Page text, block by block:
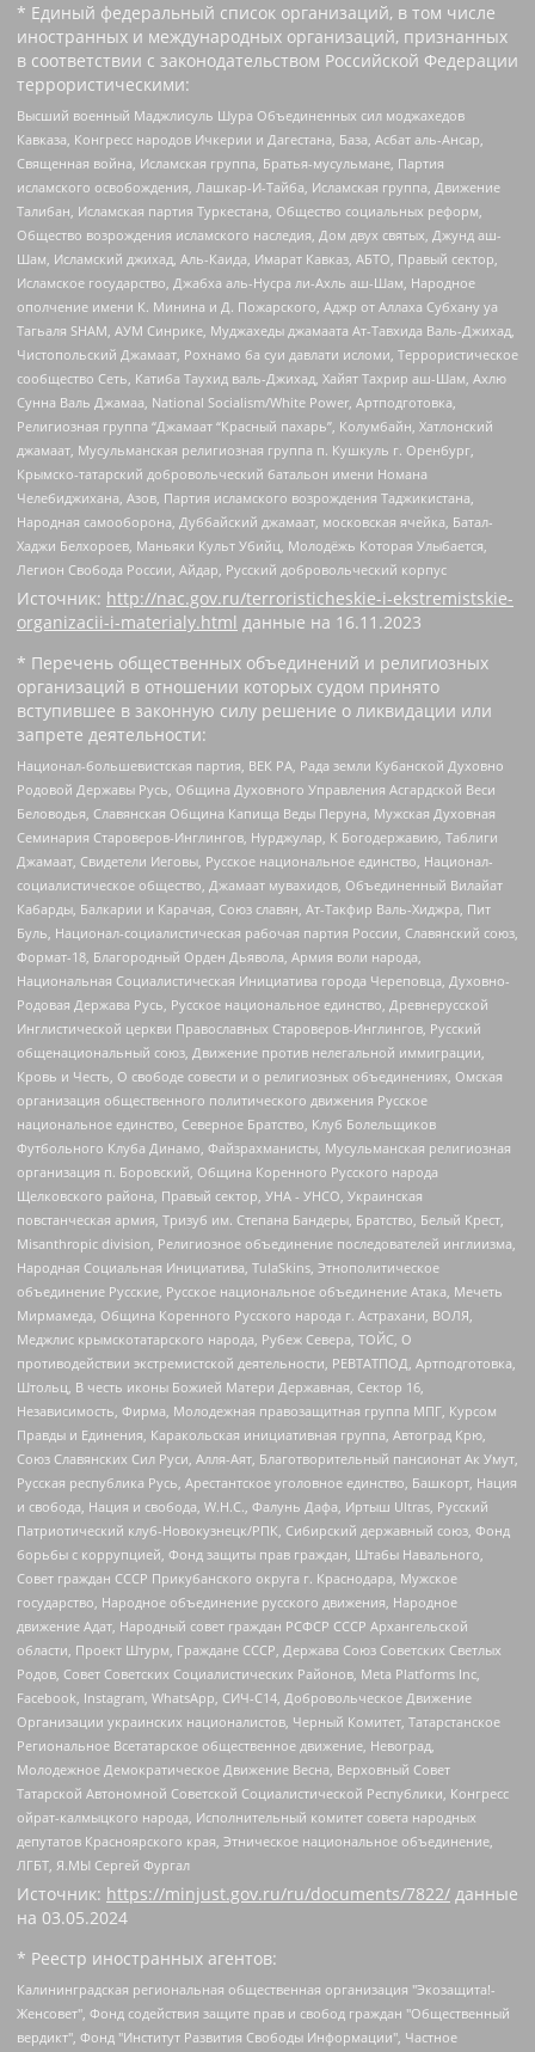
* Единый федеральный список организаций, в том числе
иностранных и международных организаций, признанных
в соответствии с законодательством Российской Федерации
террористическими:
Высший военный Маджлисуль Шура Объединенных сил моджахедов
Кавказа, Конгресс народов Ичкерии и Дагестана, База, Асбат аль-Ансар,
Священная война, Исламская группа, Братья-мусульмане, Партия
исламского освобождения, Лашкар-И-Тайба, Исламская группа, Движение
Талибан, Исламская партия Туркестана, Общество социальных реформ,
Общество возрождения исламского наследия, Дом двух святых, Джунд аш-
Шам, Исламский джихад, Аль-Каида, Имарат Кавказ, АБТО, Правый сектор,
Исламское государство, Джабха аль-Нусра ли-Ахль аш-Шам, Народное
ополчение имени К. Минина и Д. Пожарского, Аджр от Аллаха Субхану уа
Тагьаля SHAM, АУМ Синрике, Муджахеды джамаата Ат-Тавхида Валь-Джихад,
Чистопольский Джамаат, Рохнамо ба суи давлати исломи, Террористическое
сообщество Сеть, Катиба Таухид валь-Джихад, Хайят Тахрир аш-Шам, Ахлю
Сунна Валь Джамаа, National Socialism/White Power, Артподготовка,
Религиозная группа “Джамаат “Красный пахарь”, Колумбайн, Хатлонский
джамаат, Мусульманская религиозная группа п. Кушкуль г. Оренбург,
Крымско-татарский добровольческий батальон имени Номана
Челебиджихана, Азов, Партия исламского возрождения Таджикистана,
Народная самооборона, Дуббайский джамаат, московская ячейка, Батал-
Хаджи Белхороев, Маньяки Культ Убийц, Молодёжь Которая Улыбается,
Легион Свобода России, Айдар, Русский добровольческий корпус
Источник: http://nac.gov.ru/terroristicheskie-i-ekstremistskie-
organizacii-i-materialy.html данные на 16.11.2023
* Перечень общественных объединений и религиозных
организаций в отношении которых судом принято
вступившее в законную силу решение о ликвидации или
запрете деятельности:
Национал-большевистская партия, ВЕК РА, Рада земли Кубанской Духовно
Родовой Державы Русь, Община Духовного Управления Асгардской Веси
Беловодья, Славянская Община Капища Веды Перуна, Мужская Духовная
Семинария Староверов-Инглингов, Нурджулар, К Богодержавию, Таблиги
Джамаат, Свидетели Иеговы, Русское национальное единство, Национал-
социалистическое общество, Джамаат мувахидов, Объединенный Вилайат
Кабарды, Балкарии и Карачая, Союз славян, Ат-Такфир Валь-Хиджра, Пит
Буль, Национал-социалистическая рабочая партия России, Славянский союз,
Формат-18, Благородный Орден Дьявола, Армия воли народа,
Национальная Социалистическая Инициатива города Череповца, Духовно-
Родовая Держава Русь, Русское национальное единство, Древнерусской
Инглистической церкви Православных Староверов-Инглингов, Русский
общенациональный союз, Движение против нелегальной иммиграции,
Кровь и Честь, О свободе совести и о религиозных объединениях, Омская
организация общественного политического движения Русское
национальное единство, Северное Братство, Клуб Болельщиков
Футбольного Клуба Динамо, Файзрахманисты, Мусульманская религиозная
организация п. Боровский, Община Коренного Русского народа
Щелковского района, Правый сектор, УНА - УНСО, Украинская
повстанческая армия, Тризуб им. Степана Бандеры, Братство, Белый Крест,
Misanthropic division, Религиозное объединение последователей инглиизма,
Народная Социальная Инициатива, TulaSkins, Этнополитическое
объединение Русские, Русское национальное объединение Атака, Мечеть
Мирмамеда, Община Коренного Русского народа г. Астрахани, ВОЛЯ,
Меджлис крымскотатарского народа, Рубеж Севера, ТОЙС, О
противодействии экстремистской деятельности, РЕВТАТПОД, Артподготовка,
Штольц, В честь иконы Божией Матери Державная, Сектор 16,
Независимость, Фирма, Молодежная правозащитная группа МПГ, Курсом
Правды и Единения, Каракольская инициативная группа, Автоград Крю,
Союз Славянских Сил Руси, Алля-Аят, Благотворительный пансионат Ак Умут,
Русская республика Русь, Арестантское уголовное единство, Башкорт, Нация
и свобода, Нация и свобода, W.H.С., Фалунь Дафа, Иртыш Ultras, Русский
Патриотический клуб-Новокузнецк/РПК, Сибирский державный союз, Фонд
борьбы с коррупцией, Фонд защиты прав граждан, Штабы Навального,
Совет граждан СССР Прикубанского округа г. Краснодара, Мужское
государство, Народное объединение русского движения, Народное
движение Адат, Народный совет граждан РСФСР СССР Архангельской
области, Проект Штурм, Граждане СССР, Держава Союз Советских Светлых
Родов, Совет Советских Социалистических Районов, Meta Platforms Inc,
Facebook, Instagram, WhatsApp, СИЧ-С14, Добровольческое Движение
Организации украинских националистов, Черный Комитет, Татарстанское
Региональное Всетатарское общественное движение, Невоград,
Молодежное Демократическое Движение Весна, Верховный Совет
Татарской Автономной Советской Социалистической Республики, Конгресс
ойрат-калмыцкого народа, Исполнительный комитет совета народных
депутатов Красноярского края, Этническое национальное объединение,
ЛГБТ, Я.МЫ Сергей Фургал
Источник: https://minjust.gov.ru/ru/documents/7822/ данные
на 03.05.2024
* Реестр иностранных агентов:
Калининградская региональная общественная организация "Экозащита!-Женсовет", Фонд содействия защите прав и свобод граждан "Общественный вердикт", Фонд "Институт Развития Свободы Информации", Частное учреждение "Информационное агентство МЕМО. РУ", Региональная общественная организация "Общественная комиссия по сохранению наследия академика Сахарова", Фонд поддержки свободы прессы, Санкт-Петербургская общественная правозащитная организация "Гражданский контроль", Межрегиональная общественная организация "Информационно-просветительский центр "Мемориал", Региональный Фонд "Центр Защиты Прав Средств Массовой Информации", с 05.12.2023 Фонд "Центр Защиты Прав Средств массовой информации", Региональная общественная благотворительная организация помощи беженцам и мигрантам "Гражданское содействие", Негосударственное образовательное учреждение дополнительного профессионального образования (повышение квалификации) специалистов "АКАДЕМИЯ ПО ПРАВАМ ЧЕЛОВЕКА", Свердловская региональная общественная организация "Сутяжник", Автономная некоммерческая организация "Центр независимых социологических исследований", Союз общественных объединений "Российский исследовательский центр по правам человека", Региональное общественное учреждение научно-информационный центр "МЕМОРИАЛ", Некоммерческая организация "Фонд защиты гласности", Автономная некоммерческая организация "Институт прав человека", Городская общественная организация "Екатеринбургское общество "МЕМОРИАЛ", Городская общественная организация "Рязанское историко-просветительское и правозащитное общество "Мемориал" (Рязанский Мемориал), Челябинский региональный орган общественной самодеятельности – женское общественное объединение "Женщины Евразии", Челябинский региональный орган общественной самодеятельности "Уральская правозащитная группа", Фонд содействия защите здоровья и социальной справедливости имени Андрея Рылькова, Автономная Некоммерческая Организация "Аналитический Центр Юрия Левады", Автономная некоммерческая организация социальной поддержки населения "Проект Апрель", Региональная общественная организация помощи женщинам и детям, находящимся в кризисной ситуации "Информационно-методический центр "Анна", Фонд содействия развитию массовых коммуникаций и правовому просвещению "Так-так-Так", Фонд содействия устойчивому развитию "Серебряная тайга", Свердловский региональный общественный фонд социальных проектов "Новое время", "Idel.Реалии", Кавказ.Реалии, Крым.Реалии, Телеканал Настоящее Время, Татаро-башкирская служба Радио Свобода (Azatliq Radiosi), Радио Свободная Европа/Радио Свобода (PCE/PC), "Сибирь.Реалии", "Фактограф", Благотворительный фонд помощи осужденным и их семьям, Автономная некоммерческая организация "Институт глобализации и социальных движений", Фонд "В защиту прав заключенных", Частное учреждение "Центр поддержки и содействия развитию средств массовой информации", Пензенский региональный общественный благотворительный фонд "Гражданский союз", "Север.Реалии", Некоммерческая организация Фонд "Правовая инициатива", Общество с ограниченной ответственностью "Радио Свободная Европа/Радио Свобода", Чешское информационное агентство "MEDIUM-ORIENT", Красноярская региональная общественная организация "Мы против СПИДа", Камалягин Денис Николаевич, Маркелов Сергей Евгеньевич, Пономарев Лев Александрович, Савицкая Людмила Алексеевна, Автономная некоммерческая организация "Центр по работе с проблемой насилия "НАСИЛИЮ.НЕТ", Межрегиональный профессиональный союз работников здравоохранения "Альянс врачей", Юридическое лицо, зарегистрированное в Латвийской Республике, SIA "Medusa Project" (регистрационный номер 40103797863, дата регистрации 10.06.2014), Некоммерческая организация "Фонд по борьбе с коррупцией", Автономная некоммерческая организация "Институт права и публичной политики", Баданин Роман Сергеевич, Гликин Максим Александрович, Железнова Мария Михайловна, Лукьянова Юлия Сергеевна, Маетная Елизавета Витальевна, Маняхин Петр Борисович, Чуракова Ольга Владимировна, Ярош Юлия Петровна, Юридическое лицо "The Insider SIA", зарегистрированное в Риге, Латвийская Республика (дата регистрации 26.06.2015), являющееся администратором доменного имени интернет-издания "The Insider SIA", https://theins.ru, Постернак Алексей Евгеньевич, Рубин Михаил Аркадьевич, Анин Роман Александрович, Юридическое лицо Istories fonds, зарегистрированное в Латвийской Республике (регистрационный номер 50008295751, дата регистрации 24.02.2020), Великовский Дмитрий Александрович, Долинина Ирина Николаевна, Мароховская Алеся Алексеевна, Шлейнов Роман Юрьевич, Шмагун Олеся Валентиновна, Общество с ограниченной ответственностью "Альтаир 2021", Общество с ограниченной ответственностью "Вега 2021", Общество с ограниченной ответственностью "Главный редактор 2021", Общество с ограниченной ответственностью "Ромашки монолит", Важенков Артем Валерьевич, Ивановская областная общественная организация "Центр гендерных исследований", Гурман Юрий Альбертович, Медиапроект "ОВД-Инфо", Егоров Владимир Владимирович, Жилинский Владимир Александрович, Общество с ограниченной ответственностью "ЗП", Иванова София Юрьевна, Карезина Инна Павловна, Кильтау Екатерина Викторовна, Петров Алексей Викторович, Пискунов Сергей Евгеньевич, Смирнов Сергей Сергеевич, Тихонов Михаил Сергеевич, Общество с ограниченной ответственностью "ЖУРНАЛИСТ-ИНОСТРАННЫЙ АГЕНТ", Арапова Галина Юрьевна, Вольтская Татьяна Анатольевна, Американская компания "Mason G.E.S. Anonymous Foundation" (США), являющаяся владельцем интернет-издания https://mnews.world/, Компания "Stichting Bellingcat", зарегистрированная в Нидерландах (дата регистрации 11.07.2018), Захаров Андрей Вячеславович, Клепиковская Екатерина Дмитриевна, Общество с ограниченной ответственностью "МЕМО", Перл Роман Александрович, Симонов Евгений Алексеевич, Соловьева Елена Анатольевна, Сотников Даниил Владимирович, Сурначева Елизавета Дмитриевна, Автономная некоммерческая организация по защите прав человека и информированию населения "Якутия – Наше Мнение", Общество с ограниченной ответственностью "Москоу диджитал медиа", с 26.01.2023 Общество с ограниченной ответственностью "Чайка Белые сады", Ветошкина Валерия Валерьевна, Заговора Максим Александрович, Межрегиональное общественное движение "Российская ЛГБТ - сеть", Оленичев Максим Владимирович, Павлов Иван Юрьевич, Скворцова Елена Сергеевна, Общество с ограниченной ответственностью "Как бы инагент", Кочетков Игорь Викторович, Общество с ограниченной ответственностью "Честные выборы", Еланчик Олег Александрович, Общество с ограниченной ответственностью "Нобелевский призыв", Гималова Регина Эмилевна, Григорьев Андрей Валерьевич, Григорьева Алина Александровна, Ассоциация по содействию защите прав призывников, альтернативнослужащих и военнослужащих "Правозащитная группа "Гражданин.Армия.Право", Хисамова Регина Фаритовна, Автономная некоммерческая организация по реализации социально-правовых программ "Лилит", Дальневосточное общественное движение "Маяк", Санкт-Петербургская ЛГБТ-инициативная группа "Выход", Инициативная группа ЛГБТ+ "Реверс", Алексеев Андрей Викторович, Бекбулатова Таисия Львовна, Беляев Иван Михайлович, Владыкина Елена Сергеевна, Гельман Марат Александрович, Никульшина Вероника Юрьевна, Толоконникова Надежда Андреевна, Шендерович Виктор Анатольевич, Общество с ограниченной ответственностью "Данное сообщение", Общество с ограниченной ответственностью Издательский дом "Новая глава", Айнбиндер Александра Александровна, Московский комьюнити-центр для ЛГБТ+инициатив, Благотворительный фонд развития филантропии, Deutsche Welle (Германия, Kurt-Schumacher-Strasse 3, 53113 Bonn), Борзунова Мария Михайловна, Воробьев Виктор Викторович, Голубева Анна Львовна, Константинова Алла Михайловна, Малкова Ирина Владимировна, Мурадов Мурад Абдулгалимович, Осетинская Елизавета Николаевна, Понасенков Евгений Николаевич, Ганапольский Матвей Юрьевич, Киселев Евгений Алексеевич, Борухович Ирина Григорьевна, Дремин Иван Тимофеевич, Дубровский Дмитрий Викторович, Красноярская региональная общественная организация поддержки и развития альтернативных образовательных технологий и межкультурных коммуникаций "ИНТЕРРА", Маяковская Екатерина Алексеевна, Фейгин Марк Захарович, Филимонов Андрей Викторович, Дзугкоева Регина Николаевна, Доброхотов Роман Александрович, Дудь Юрий Александрович, Елкин Сергей Владимирович, Кругликов Кирилл Игоревич, Сабунаева Мария Леонидовна, Семенов Алексей Владимирович, Шаинян Карен Багратович, Шульман Екатерина Михайловна, Асафьев Артур Валерьевич, Вахштайн Виктор Семенович, Венедиктов Алексей Алексеевич, Лушникова Екатерина Евгеньевна, Волков Леонид Михайлович, Невзоров Александр Глебович, Пархоменко Сергей Борисович, Сироткин Ярослав Николаевич, Кара-Мурза Владимир Владимирович, Баранова Наталья Владимировна, Гозман Леонид Яковлевич, Кагарлицкий Борис Юльевич, Климарев Михаил Валерьевич, Милов Владимир Станиславович, Автономная некоммерческая организация Краснодарский центр современного искусства "Типография", Моргенштерн Алишер Тагирович, Соболь Любовь Эдуардовна, Общество с ограниченной ответственностью "ЛИЗА НОРМ", Каспаров Гарри Кимович, Ходорковский Михаил Борисович, Общество с ограниченной ответственностью "Апрельские тезисы", Данилович Ирина Брониславовна, Кашин Олег Владимирович, Петров Николай Владимирович, Пивоваров Алексей Владимирович, Соколов Михаил Владимирович, Цветкова Юлия Владимировна, Чичваркин Евгений Александрович, Комитет против пыток/Команда против пыток, Общество с ограниченной ответственностью "Первый научный", Общество с ограниченной ответственностью "Вертолет и ко", Белоцерковская Вероника Борисовна, Кац Максим Евгеньевич, Лазарева Татьяна Юрьевна, Шаведдинов Руслан Табризович, Яшин Илья Валерьевич, Общество с ограниченной ответственностью "Иноагент ААВ", Алешковский Дмитрий Петрович, Альбац Евгения Марковна, Быков Дмитрий Львович, Галямина Юлия Евгеньевна, Лойко Сергей Леонидович, Мартынов Кирилл Константинович, Медведев Сергей Александрович, Крашенинников Федор Геннадиевич, Гордеева Катерина Вл